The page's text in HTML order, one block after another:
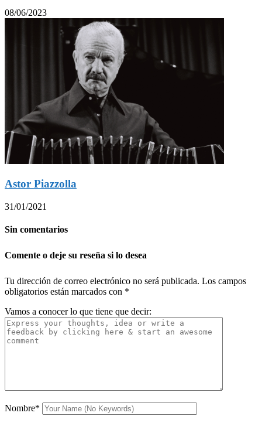
08/06/2023
Astor Piazzolla
31/01/2021
Sin comentarios
Comente o deje su reseña si lo desea
Tu dirección de correo electrónico no será publicada. Los campos
obligatorios están marcados con *
Vamos a conocer lo que tiene que decir:
Nombre*